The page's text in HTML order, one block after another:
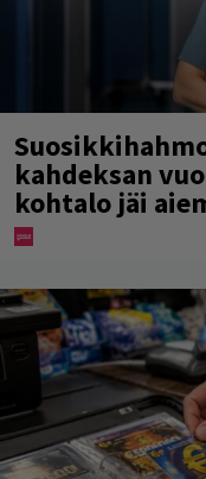
kahdeksan
kohtalo jäi